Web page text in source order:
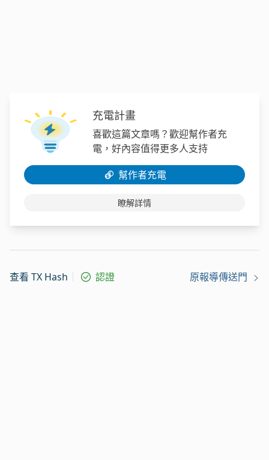
充電計畫
喜歡這篇文章嗎？歡迎幫作者充
電，好內容值得更多人支持
幫作者充電
瞭解詳情
查看 TX Hash 認證 原報導傳送門